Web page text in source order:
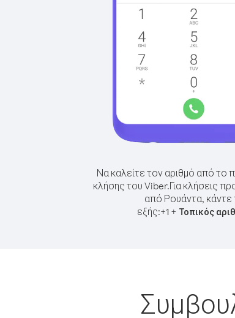
Να καλείτε τον αριθμό από το
κλήσης του Viber.Για κλήσεις
από Ρουάντα, κάντε
εξής:+1+ Τοπικός